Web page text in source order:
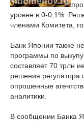
уровне в 0-0,1%.
членами Комитета,
Банк Японии также
программы по
составляет 70 трлн
решения регулятора
опрошенные
аналитики.
В сообщении Банка